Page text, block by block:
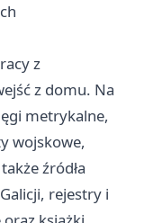
z
z domu. Na
metrykalne,
wojskowe,
źródła
rejestry i